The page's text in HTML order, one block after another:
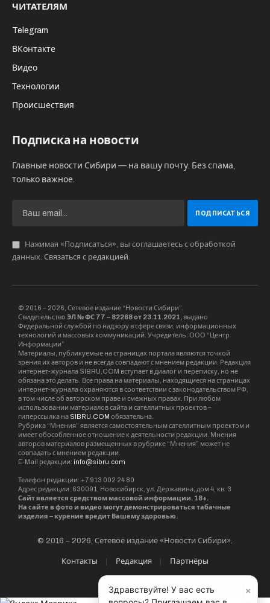
ЧИТАТЕЛЯМ
Telegram
ВКонтакте
Видео
Технологии
Происшествия
Подписка на новости
Главные новости Сибири — на вашу почту. Без спама,
только важное.
Нажимая «Подписаться», вы соглашаетесь с обработкой
данных. Связаться с редакцией.
© 2016 – 2026, Сетевое издание “Новости Сибири”.
Свидетельство ЭЛ № ФС 77 – 82268 от 23.11.2021, выдано
Федеральной службой по надзору в сфере связи, информационных
технологий и массовых коммуникаций. Учредитель: ООО “Центр
Информации”
Материалы, публикуемые на страницах портала являются точкой
зрения их авторов и не всегда совпадают с мнением редакции. Редакция
интернет-журнала SIBRU.COM вступает в диалог и переписку, но не
обязана это делать. Все права на материалы, находящиеся на страницах
интернет-журнала охраняются в соответствии с законодательством РФ,
в том числе об авторском праве и смежных правах. При любом
использовании материалов сайта и сателлитных проектов –
гиперссылка на SIBRU.COM обязательна.
Рубрика “Мнения” является самостоятельным сателлитным проектом и
имеет обособленное отношение к деятельности редакции. Мнения
авторов материалов размещенных в рубрике “Мнения” может не
совпадать с мнением редакции.
E-Mail редакции: info@sibru.com
Телефон редакции: +7 913 002 24 80
Адрес редакции: 630091, Новосибирск, ул. Державина, дом 4, кв. 3
Сайт является средством массовой информации. 18+.
На сайте в фото и видео могут демонстрироваться табачные
изделия – курение вредит Вашему здоровью.
© 2016 – 2026, Сетевое издание «Новости Сибири».
Контакты Редакция Партнёры
×
Здравствуйте! У вас есть